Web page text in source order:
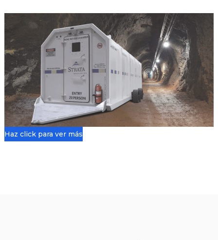
Haz click para ver más